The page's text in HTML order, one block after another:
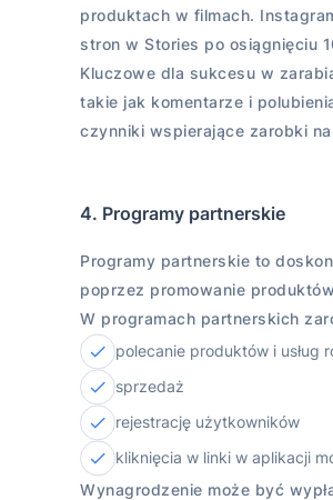
produktach w filmach.
stron w Stories po osiągnięciu
Kluczowe dla sukcesu w
takie jak komentarze i
czynniki wspierające zarobki
4. Programy partnerskie
Programy partnerskie to
poprzez promowanie
W programach partnerskich
polecanie produktów i usług
sprzedaż
rejestrację użytkowników
kliknięcia w linki w aplikacji
Wynagrodzenie może być